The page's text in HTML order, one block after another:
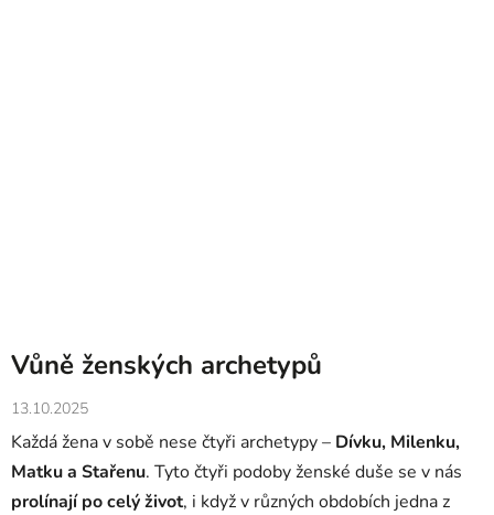
Vůně ženských archetypů
13.10.2025
Každá žena v sobě nese čtyři archetypy – Dívku, Milenku,
Matku a Stařenu. Tyto čtyři podoby ženské duše se v nás
prolínají po celý život, i když v různých obdobích jedna z